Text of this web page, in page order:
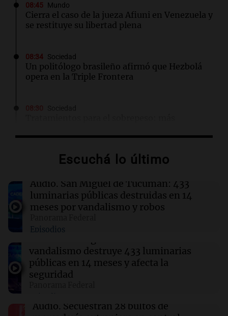
08:45 Mundo
Cierra el caso de la jueza Afiuni en Venezuela y
se restituye su libertad plena
08:34 Sociedad
Un politólogo brasileño afirmó que Hezbolá
opera en la Triple Frontera
La Cadena del Gol
para el futuro de Coudet
08:22 Mundo
hutíes y Turquía avanza en paz kurda
08:05 Buen día, Argentina
El alfajor argentino busca a sus nuevos
campeones en una competencia nacional
Escuchá lo último
Audio. San Miguel de Tucumán: 433
luminarias públicas destruidas en 14
meses por vandalismo y robos
Episodios
vandalismo destruye 433 luminarias
públicas en 14 meses y afecta la
seguridad
Audio. Secuestran 28 bultos de